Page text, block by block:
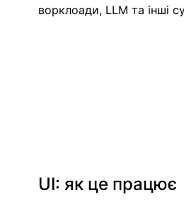
ворклоади, LLM та інші
UI: як це працює